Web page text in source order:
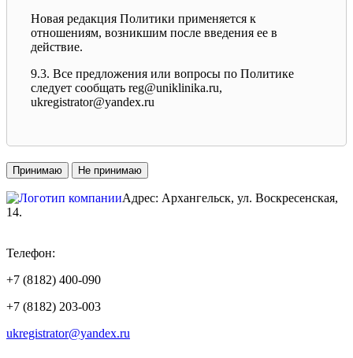
Новая редакция Политики применяется к
отношениям, возникшим после введения ее в
действие.
9.3. Все предложения или вопросы по Политике
следует сообщать reg@uniklinika.ru,
ukregistrator@yandex.ru
Принимаю Не принимаю
Адрес: Архангельск, ул. Воскресенская,
14.
Телефон:
+7 (8182) 400-090
+7 (8182) 203-003
ukregistrator@yandex.ru